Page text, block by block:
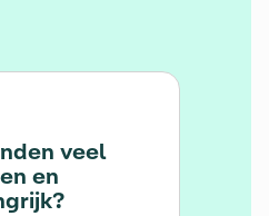
veel
en